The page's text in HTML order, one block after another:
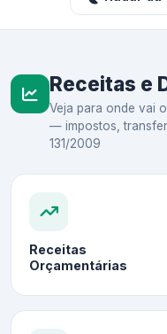
Receitas e
Veja para onde vai
— impostos,
131/2009
Receitas
Orçamentárias